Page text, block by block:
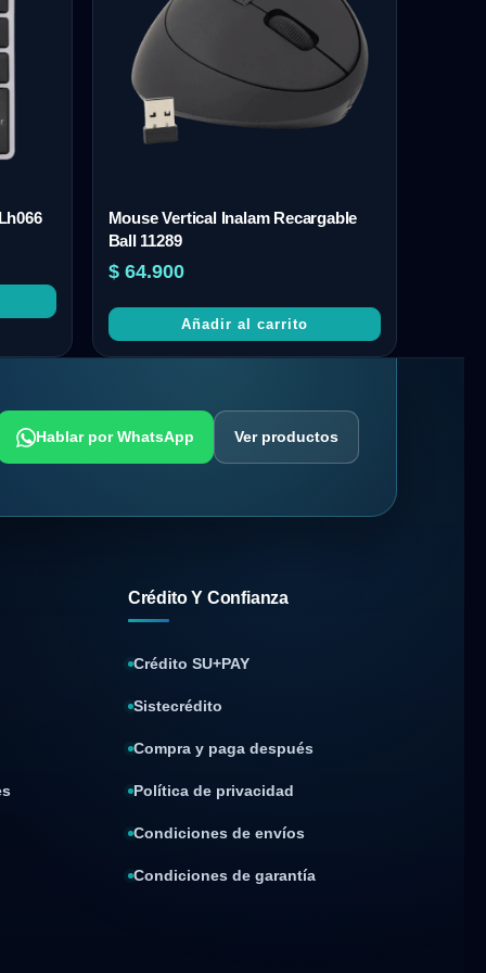
Mouse Vertical Inalam Recargable
Ball 11289
$64.900
Añadir al carrito
Hablar por WhatsApp Ver productos
Crédito Y Confianza
Crédito SU+PAY
Sistecrédito
Compra y paga después
Política de privacidad
Condiciones de envíos
Condiciones de garantía